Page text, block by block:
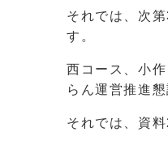
それでは、次
す。
西コース、小
らん運営推進
それでは、資